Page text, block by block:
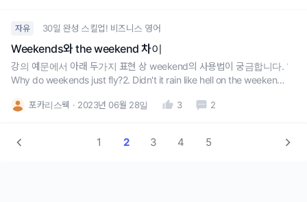
자유 30일 완성 스킬업! 비즈니스 영어
Weekends와 the weekend 차이
강의 예문에서 아래 두가지 표현 상 weekend의 사용법이 궁금합니다. 1.
Why do weekends just fly?2. Didn't it rain like hell on the weekend?
이 궁금합니다. 일반적인 주말을 지칭할 땐 weekends, 지난 주말 같이
포카리스웩 2023년 06월 28일 3 2
1 2 3 4 5